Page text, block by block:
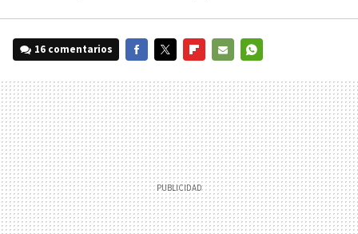
16 comentarios
MAIL